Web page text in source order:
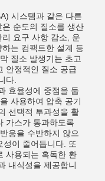
시스템과 같은 다른
순도의 질소를 생산
요구 사항 감소, 운
는 컴팩트한 설계 등
질소 발생기는 초고
안정적인 질소 공급
다.
효율성에 중점을 둡
사용하여 압축 공기
선택적 투과성을 활
가스가 통과하도록
응을 수반하지 않으
성이 줄어듭니다. 또
사용되는 혹독한 환
내식성을 제공합니